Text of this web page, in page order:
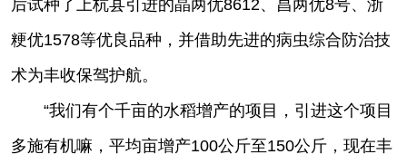
后试种了上杭县引进的晶两优8612、昌两优8号、浙
粳优1578等优良品种，并借助先进的病虫综合防治技
术为丰收保驾护航。
“我们有个千亩的水稻增产的项目，引进这个项目
多施有机嘛，平均亩增产100公斤至150公斤，现在丰